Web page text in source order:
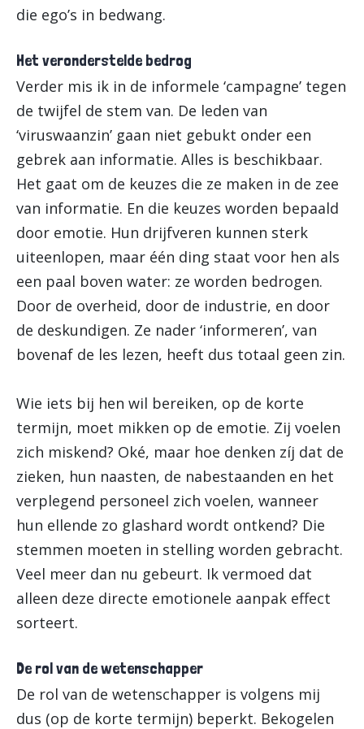
die ego’s in bedwang.
Het veronderstelde bedrog
Verder mis ik in de informele ‘campagne’ tegen
de twijfel de stem van. De leden van
‘viruswaanzin’ gaan niet gebukt onder een
gebrek aan informatie. Alles is beschikbaar.
Het gaat om de keuzes die ze maken in de zee
van informatie. En die keuzes worden bepaald
door emotie. Hun drijfveren kunnen sterk
uiteenlopen, maar één ding staat voor hen als
een paal boven water: ze worden bedrogen.
Door de overheid, door de industrie, en door
de deskundigen. Ze nader ‘informeren’, van
bovenaf de les lezen, heeft dus totaal geen zin.
Wie iets bij hen wil bereiken, op de korte
termijn, moet mikken op de emotie. Zij voelen
zich miskend? Oké, maar hoe denken zíj dat de
zieken, hun naasten, de nabestaanden en het
verplegend personeel zich voelen, wanneer
hun ellende zo glashard wordt ontkend? Die
stemmen moeten in stelling worden gebracht.
Veel meer dan nu gebeurt. Ik vermoed dat
alleen deze directe emotionele aanpak effect
sorteert.
De rol van de wetenschapper
De rol van de wetenschapper is volgens mij
dus (op de korte termijn) beperkt. Bekogelen